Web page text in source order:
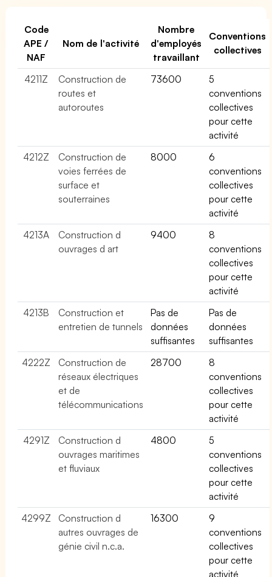
Code
APE /
NAF
Nom de l'activité
Nombre
d'employés
travaillant
Conventions
collectives
4211Z
Construction de
routes et
autoroutes
73600
5
conventions
collectives
pour cette
activité
4212Z
Construction de
voies ferrées de
surface et
souterraines
8000
6
conventions
collectives
pour cette
activité
4213A
Construction d
ouvrages d art
9400
8
conventions
collectives
pour cette
activité
4213B
Construction et
entretien de tunnels
Pas de
données
suffisantes
Pas de
données
suffisantes
4222Z
Construction de
réseaux électriques
et de
télécommunications
28700
8
conventions
collectives
pour cette
activité
4291Z
Construction d
ouvrages maritimes
et fluviaux
4800
5
conventions
collectives
pour cette
activité
4299Z
Construction d
autres ouvrages de
génie civil n.c.a.
16300
9
conventions
collectives
pour cette
activité